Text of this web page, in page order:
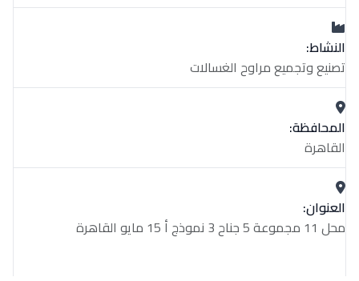
النشاط:
تصنيع وتجميع مراوح الغسالات
المحافظة:
القاهرة
العنوان:
محل 11 مجموعة 5 جناح 3 نموذج أ 15 مايو القاهرة